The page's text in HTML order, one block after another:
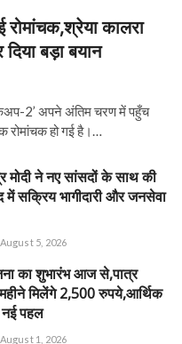
कालरा
बड़ा बयान
2’ अपने अंतिम चरण में पहुँच
रोमांचक हो गई है।…
मोदी ने नए सांसदों के साथ की
सक्रिय भागीदारी और जनसेवा
August 5, 2026
का शुभारंभ आज से,पात्र
मिलेंगे 2,500 रुपये,आर्थिक
पहल
August 1, 2026